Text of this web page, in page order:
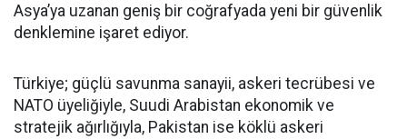
Asya’ya uzanan geniş bir coğrafyada yeni bir güvenlik
denklemine işaret ediyor.
Türkiye; güçlü savunma sanayii, askeri tecrübesi ve
NATO üyeliğiyle, Suudi Arabistan ekonomik ve
stratejik ağırlığıyla, Pakistan ise köklü askeri